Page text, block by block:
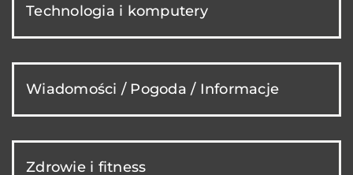
Technologia i komputery
Wiadomości / Pogoda / Informacje
Zdrowie i fitness